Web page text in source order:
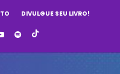
DIVULGUE SEU LIVRO!